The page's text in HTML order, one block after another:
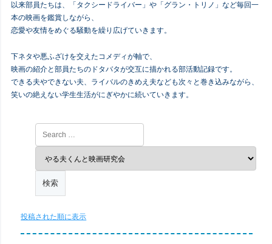
以来部員たちは、「タクシードライバー」や「グラン・トリノ」など毎回一
本の映画を鑑賞しながら、
恋愛や友情をめぐる騒動を繰り広げていきます。
下ネタや悪ふざけを交えたコメディが軸で、
映画の紹介と部員たちのドタバタが交互に描かれる部活動記録です。
できる夫やできない夫、ライバルのきめえ夫なども次々と巻き込みながら、
笑いの絶えない学生生活がにぎやかに続いていきます。
投稿された順に表示